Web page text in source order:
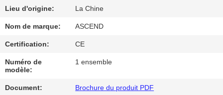
CITATION
PLAN
DU
SITE
Lieu d'origine: La Chine
Nom de marque: ASCEND
Certification: CE
Numéro de
modèle:
1 ensemble
Document: Brochure du produit PDF